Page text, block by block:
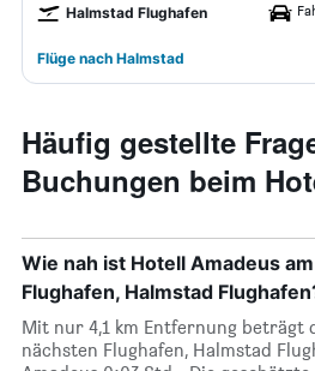
Halmstad Flughafen
Flüge nach Halmstad
Häufig gestellte
Buchungen beim
Wie nah ist Hotell Amadeus
Flughafen, Halmstad
Mit nur 4,1 km Entfernung beträgt
nächsten Flughafen, Halmstad